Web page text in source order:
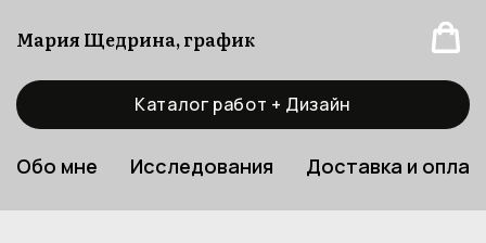
Мария Щедрина, график
Каталог работ + Дизайн
Обо мне Исследования Доставка и